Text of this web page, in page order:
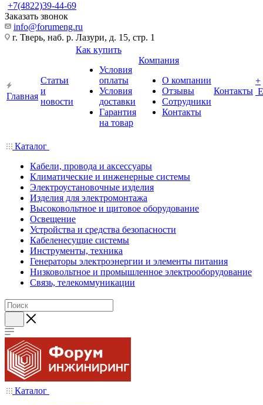
+7(4822)39-44-69
Заказать звонок
info@forumeng.ru
г. Тверь, наб. р. Лазури, д. 15, стр. 1
Главная
Статьи
и
новости
Как купить
Условия
оплаты
Условия
доставки
Гарантия
на товар
Компания
О компании
Отзывы
Сотрудники
Контакты
Контакты
+
Каталог
Кабели, провода и аксессуары
Климатические и инженерные системы
Электроустановочные изделия
Изделия для электромонтажа
Высоковольтное и щитовое оборудование
Освещение
Устройства и средства безопасности
Кабеленесущие системы
Инструменты, техника
Генераторы электроэнергии и элементы питания
Низковольтное и промышленное электрооборудование
Связь, телекоммуникации
Каталог